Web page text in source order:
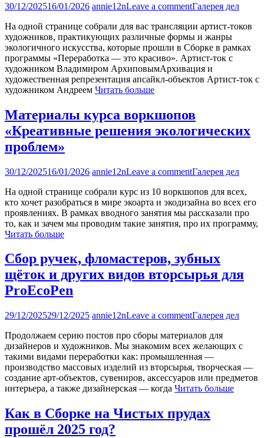
30/12/202516/01/2026 annie12nLeave a commentГалерея дел
На одной странице собрали для вас трансляции артист-токов
художников, практикующих различные формы и жанры
экологичного искусства, которые прошли в Сборке в рамках
программы «Переработка — это красиво». Артист-ток с
художником Владимиром АрхиповымАрхивация и
художественная репрезентация апсайкл-объектов Артист-ток с
художником Андреем Читать больше
Материалы курса воркшопов
«Креативные решения экологических
проблем»
30/12/202516/01/2026 annie12nLeave a commentГалерея дел
На одной странице собрали курс из 10 воркшопов для всех,
кто хочет разобраться в мире экоарта и экодизайна во всех его
проявлениях. В рамках вводного занятия мы рассказали про
то, как и зачем мы проводим такие занятия, про их программу,
Читать больше
Сбор ручек, фломастеров, зубных
щёток и других видов вторсырья для
ProEcoPen
29/12/202529/12/2025 annie12nLeave a commentГалерея дел
Продолжаем серию постов про сборы материалов для
дизайнеров и художников. Мы знакомим всех желающих с
такими видами переработки как: промышленная —
производство массовых изделий из вторсырья, творческая —
создание арт-объектов, сувениров, аксессуаров или предметов
интерьера, а также дизайнерская — когда Читать больше
Как в Сборке на Чистых прудах
прошёл 2025 год?